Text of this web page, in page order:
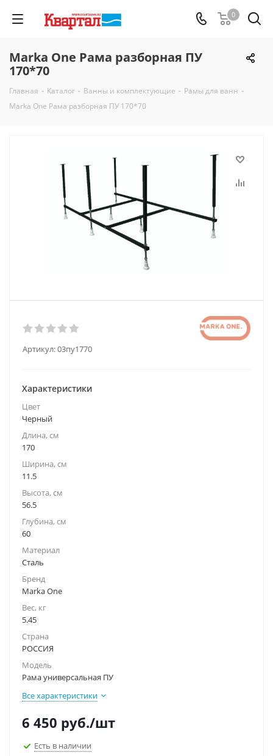
0
Marka One Рама разборная ПУ
170*70
Главная - Каталог - Ванны и комплектующие - Рамы для ванн -
Marka One Рама разборная ПУ 170*70
Артикул:03пу1770
Характеристики
Цвет
Черный
Длина, см
170
Ширина, см
11.5
Высота, см
56.5
Глубина, см
60
Материал
Сталь
Бренд
Marka One
Вес, кг
5.45
Страна
РОССИЯ
Модель
Рама универсальная ПУ
Все характеристики
6 450 руб./шт
Есть в наличии